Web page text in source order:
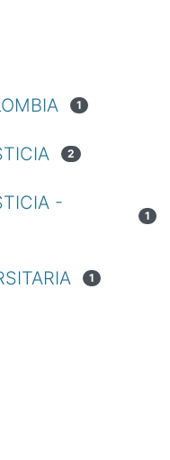
1
2
-
1
1